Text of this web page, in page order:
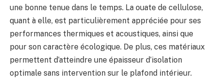
une bonne tenue dans le temps. La ouate de cellulose,
quant à elle, est particulièrement appréciée pour ses
performances thermiques et acoustiques, ainsi que
pour son caractère écologique. De plus, ces matériaux
permettent d’atteindre une épaisseur d’isolation
optimale sans intervention sur le plafond intérieur.